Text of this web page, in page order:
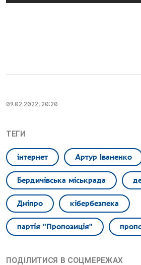
09.02.2022, 20:20
ТЕГИ
інтернет Артур Іваненко
Бердичівська міськрада
Дніпро кібербезпека
партія "Пропозиція"
ПОДІЛИТИСЯ В СОЦМЕРЕЖАХ